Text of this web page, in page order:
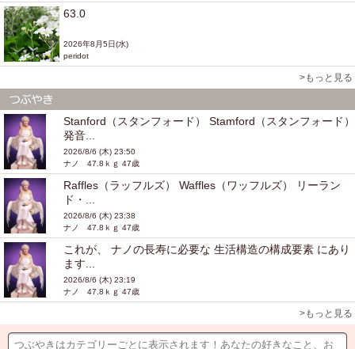
63.0
2026年8月5日(水)
peridot
>もっと見る
Stanford（スタンフォード） Stamford（スタンフォード）
発音...
2026/8/6 (木) 23:50
ナノ 47.8ｋｇ 47歳
Raffles（ラッフルズ） Waffles（ワッフルズ） リーラン
ド・...
2026/8/6 (木) 23:38
ナノ 47.8ｋｇ 47歳
これが、 ナノの長寿に必要な 生活構造の構成要素 にあり
ます...
2026/8/6 (木) 23:19
ナノ 47.8ｋｇ 47歳
>もっと見る